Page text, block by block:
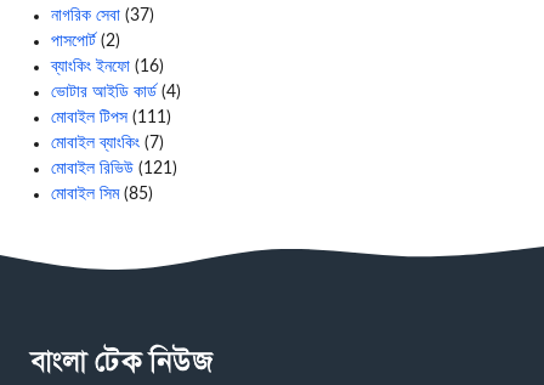
নাগরিক সেবা (37)
পাসপোর্ট (2)
ব্যাংকিং ইনফো (16)
ভোটার আইডি কার্ড (4)
মোবাইল টিপস (111)
মোবাইল ব্যাংকিং (7)
মোবাইল রিভিউ (121)
মোবাইল সিম(85)